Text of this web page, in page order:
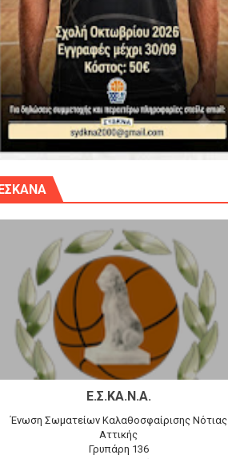
στην Ένωση
-20 77-69 την φοβερή Προοδευτική
Δημητρίου την Κυριακή 14.6.26
Προφήτη Ηλία 78-74 στα Καμίνια
Ε.Σ.ΚΑ.Ν.Α.
Ένωση Σωματείων Καλαθοσφαίρισης Νότιας
Αττικής
Γρυπάρη 136